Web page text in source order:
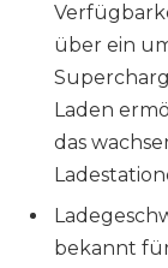
über ein
Laden
das
bekannt